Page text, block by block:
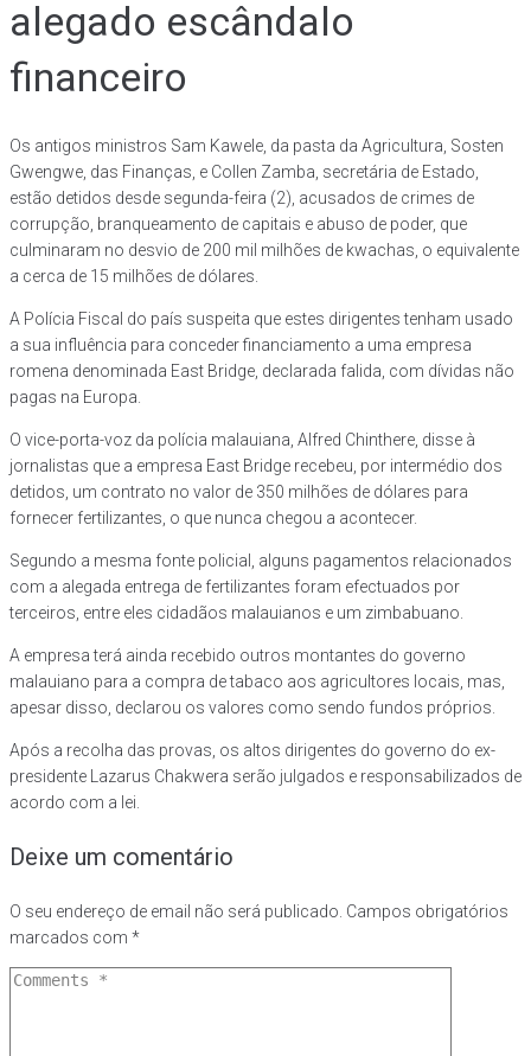
alegado escândalo
financeiro
Os antigos ministros Sam Kawele, da pasta da Agricultura, Sosten
Gwengwe, das Finanças, e Collen Zamba, secretária de Estado,
estão detidos desde segunda-feira (2), acusados de crimes de
corrupção, branqueamento de capitais e abuso de poder, que
culminaram no desvio de 200 mil milhões de kwachas, o equivalente
a cerca de 15 milhões de dólares.
A Polícia Fiscal do país suspeita que estes dirigentes tenham usado
a sua influência para conceder financiamento a uma empresa
romena denominada East Bridge, declarada falida, com dívidas não
pagas na Europa.
O vice-porta-voz da polícia malauiana, Alfred Chinthere, disse à
jornalistas que a empresa East Bridge recebeu, por intermédio dos
detidos, um contrato no valor de 350 milhões de dólares para
fornecer fertilizantes, o que nunca chegou a acontecer.
Segundo a mesma fonte policial, alguns pagamentos relacionados
com a alegada entrega de fertilizantes foram efectuados por
terceiros, entre eles cidadãos malauianos e um zimbabuano.
A empresa terá ainda recebido outros montantes do governo
malauiano para a compra de tabaco aos agricultores locais, mas,
apesar disso, declarou os valores como sendo fundos próprios.
Após a recolha das provas, os altos dirigentes do governo do ex-
presidente Lazarus Chakwera serão julgados e responsabilizados de
acordo com a lei.
Deixe um comentário
O seu endereço de email não será publicado. Campos obrigatórios
marcados com *